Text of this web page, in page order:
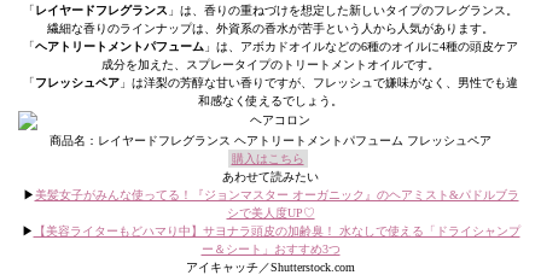
「レイヤードフレグランス 」は、香りの重ねづけを想定した新しいタイプのフレグランス。
繊細な香りのラインナップは、外資系の香水が苦手という人から人気があります。
「ヘアトリートメントパフューム 」は、アボカドオイルなどの6種のオイルに4種の頭皮ケア
成分を加えた、スプレータイプのトリートメントオイルです。
「フレッシュペア 」は洋梨の芳醇な甘い香りですが、フレッシュで嫌味がなく、男性でも違
和感なく使えるでしょう。
商品名：レイヤードフレグランス ヘアトリートメントパフューム フレッシュペア
購入はこちら
あわせて読みたい
▶︎美髪女子がみんな使ってる！『ジョンマスター オーガニック』のヘアミスト&パドルブラ
シで美人度UP♡
▶︎
【美容ライターもどハマり中】サヨナラ頭皮の加齢臭！ 水なしで使える「ドライシャンプ
ー＆シート」おすすめ3つ
アイキャッチ／Shutterstock. com